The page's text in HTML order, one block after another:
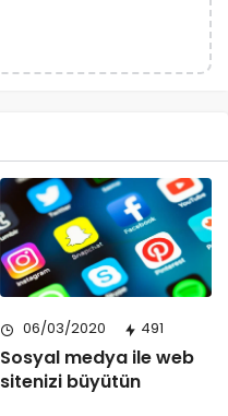
06/03/2020 491
Sosyal medya ile web
sitenizi büyütün